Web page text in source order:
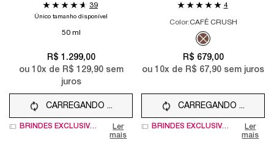
39
Único tamanho disponível
50 ml
R$ 1.299,00
ou 10x de R$ 129,90sem
juros
CARREGANDO ...
BRINDES EXCLUSIVOS
Ler
mais
BRILHANTE
4
Color:CAFÉ CRUSH
Selected
The product variation
R$ 679,00
ou 10x de R$ 67,90 sem juros
CARREGANDO ...
BRINDES EXCLUSIVOS
Ler
mais